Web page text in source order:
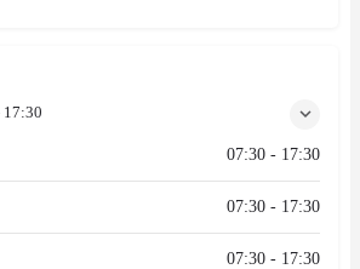
17:30
07:30 - 17:30
07:30 - 17:30
07:30 - 17:30